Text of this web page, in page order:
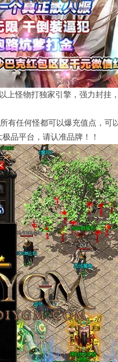
上怪物打独家引擎，强力封挂
有任何怪都可以爆充值点，可
品平台，请认准品牌！！